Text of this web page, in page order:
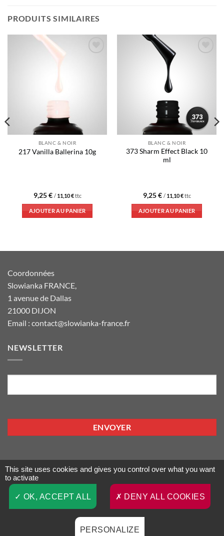
PRODUITS SIMILAIRES
BLANC & NOIR
217 Vanilla Ballerina 10g
9,25€ / 11,10€ttc
AJOUTER AU PANIER
BLANC & NOIR
373 Sharm Effect Black 10
ml
9,25€ / 11,10€ttc
AJOUTER AU PANIER
Coordonnées
Slowianka FRANCE,
1 avenue de Dallas
21000 DIJON
Email : contact@slowianka-france.fr
NEWSLETTER
E-
Visa PayPal MasterCard
CONDITIONS GÉNÉRALES DE VENTE
CONTACT / PARTENARIAT
This site uses cookies and gives you control over what you want
to activate
OK, ACCEPT ALL DENY ALL COOKIES
PERSONALIZE